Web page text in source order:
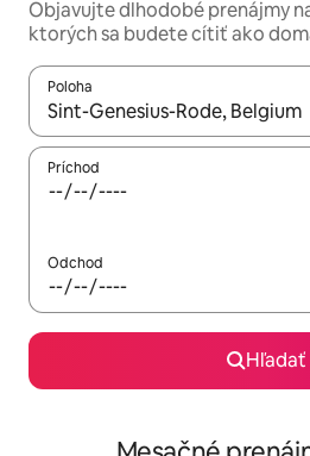
Objavujte dlhodobé prenájmy
ktorých sa budete cítiť ako
Poloha
Keď budú výsledky k dispozícii,
Príchod
Odchod
Hľadať